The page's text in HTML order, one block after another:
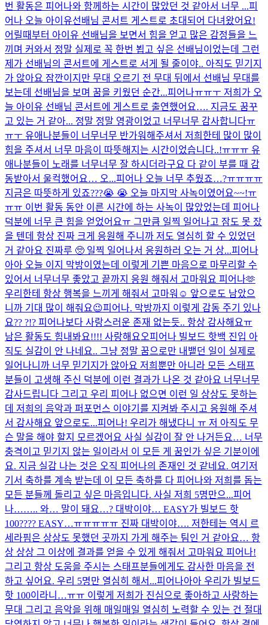
번 활동은 피어나와 함께하는 시간이 많았던 것 같아서 너무 ...피
어나 오늘 아이유선배님 콘서트 게스트로 초대되어 다녀왔어요!
어릴때부터 아이유 선배님을 보면서 힘을 얻고 많은 감정들을 느
끼며 커와서 정말 실제로 꼭 한번 뵙고 싶은 선배님이었는데 그런
제가 선배님의 콘서트에 게스트로 서게 될 줄이야.. 아직도 믿기지
가 않아요 잠깐이지만 무대 오르기 전 무대 뒤에서 선배님 무대를
보는데 선배님을 보며 꿈을 키웠던 순간...피어나ㅠㅠㅜ 저희가 오
늘 아이유 선배님 콘서트에 게스트로 출연했어요…. 지금도 꿈꾸
고 있는 거 같아... 정말 정말 영광이었고 너무너무 감사합니다ㅠ
ㅠㅜ 유애나분들이 너무너무 반가워해주셔서 저희한테 많이 많이
힘을 주셔서 너무 마음이 따뜻해지는 시간이었습니다..!ㅠㅠㅠ 유
애나분들이 노래를 너무너무 잘 하시더라구요 다 같이 부를 때 감
동받아서 울컥했어요… 오...피어나 오늘 너무 추웠죠…?ㅠㅠㅠㅠ
지금은 따뜻하게 있죠???😭 😭 오늘 마지막 사녹이였어요~~!ㅠ
ㅠㅠ 이번 활동 동안 이른 시간에 하는 사녹이 많았었는데 피어나
덕분에 너무 큰 힘을 얻었어요ㅠ 그만큼 일찍 일어나고 잠도 못 잤
을 텐데 항상 진짜 크게 응원해 주니까 저도 열심히 할 수 있었던
거 같아요 진짜루 🥺 일찍 일어나서 응원하러 오는 거 상...피어나
아아 오늘 이지 막방이였는데 이렇게 기쁜 마음으로 마무리할 수
있어서 너무너무 좋았고 끝까지 응원 해줘서 고마워요 피어나🫶
우리한테 항상 행복을 느끼게 해줘서 고마워☺️ 앞으로도 남았으
니까 기대 많이 해줘요😉피어나. 막방까지 이렇게 감동 주기 있나
요?? ?!? 피어나보다 사랑스러운 존재 없는듯.. 항상 감사해요ㅠ
남은 활동도 힘내봐요!!!! 사랑해요오피어나 빌보드 핫백 진입 아
직도 실감이 안 나네요.. 그냥 정말 꿈으로만 내뱉던 일이 실제로
일어나니까 너무 믿기지가 않아요 저희뿐만 아니라 모든 스태프
분들이 고생해 주신 덕분에 이런 결과가 나온 것 같아요 너무너무
감사드립니다 그리고 우리 피어나 없으면 이런 일 상상도 못하는
데 저희의 음악과 퍼포먼스 이야기를 지켜봐 주시고 응원해 주셔
서 감사해요 앞으로도...피어나! 우리가 해냈다니 ㅠ 저 아직도 무
슨 말을 해야 할지 모르겠어요 사실 실감이 잘 안 나거든요… 너무
충격이고 믿기지 않는 일이라서 이 모든 게 꿈인가 싶은 기분이에
요. 지금 실감 나는 것은 오직 피어나의 존재인 것 같네요. 여기저
기서 축하를 계속 받는데 이 모든 축하를 다 피어나와 저희를 돕는
모든 분들께 돌리고 싶은 마음입니다. 사실 저희 5명만으...피어
나…….. 와… 말이 돼요…? 대박이야… EASY가 빌보드 핫
100???? EASY…ㅠㅠㅠㅠㅠ 진짜 대박이야…. 저한테는 역시 르
세라핌은 상상도 못했던 곳까지 가게 해주는 팀인 거 같아요… 항
상 상상 그 이상에 결과를 얻을 수 있게 해줘서 고마워요 피어나!
그리고 항상 도움을 주시는 스태프분들에게도 감사한 마음을 전
하고 싶어요. 우리 5명만 열심히 해서...피어나아아 우리가 빌보드
핫 100이라니…ㅠㅠ 이렇게 저희가 진심으로 좋아하고 사랑하는
무대 그리고 음악을 위해 매일매일 열심히 노력할 수 있는 건 절대